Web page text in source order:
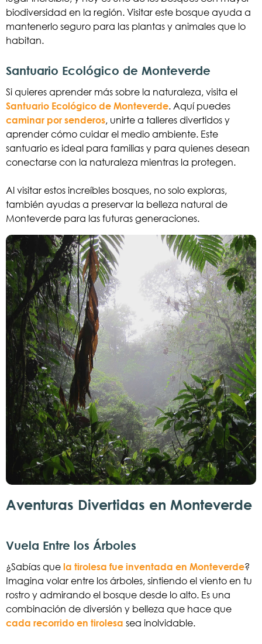
biodiversidad en la región. Visitar este bosque ayuda a
mantenerlo seguro para las plantas y animales que lo
habitan.
Santuario Ecológico de Monteverde
Si quieres aprender más sobre la naturaleza, visita el
Santuario Ecológico de Monteverde. Aquí puedes
caminar por senderos, unirte a talleres divertidos y
aprender cómo cuidar el medio ambiente. Este
santuario es ideal para familias y para quienes desean
conectarse con la naturaleza mientras la protegen.
Al visitar estos increíbles bosques, no solo exploras,
también ayudas a preservar la belleza natural de
Monteverde para las futuras generaciones.
Aventuras Divertidas en Monteverde
Vuela Entre los Árboles
¿Sabías que la tirolesa fue inventada en Monteverde?
Imagina volar entre los árboles, sintiendo el viento en tu
rostro y admirando el bosque desde lo alto. Es una
combinación de diversión y belleza que hace que
cada recorrido en tirolesa sea inolvidable.